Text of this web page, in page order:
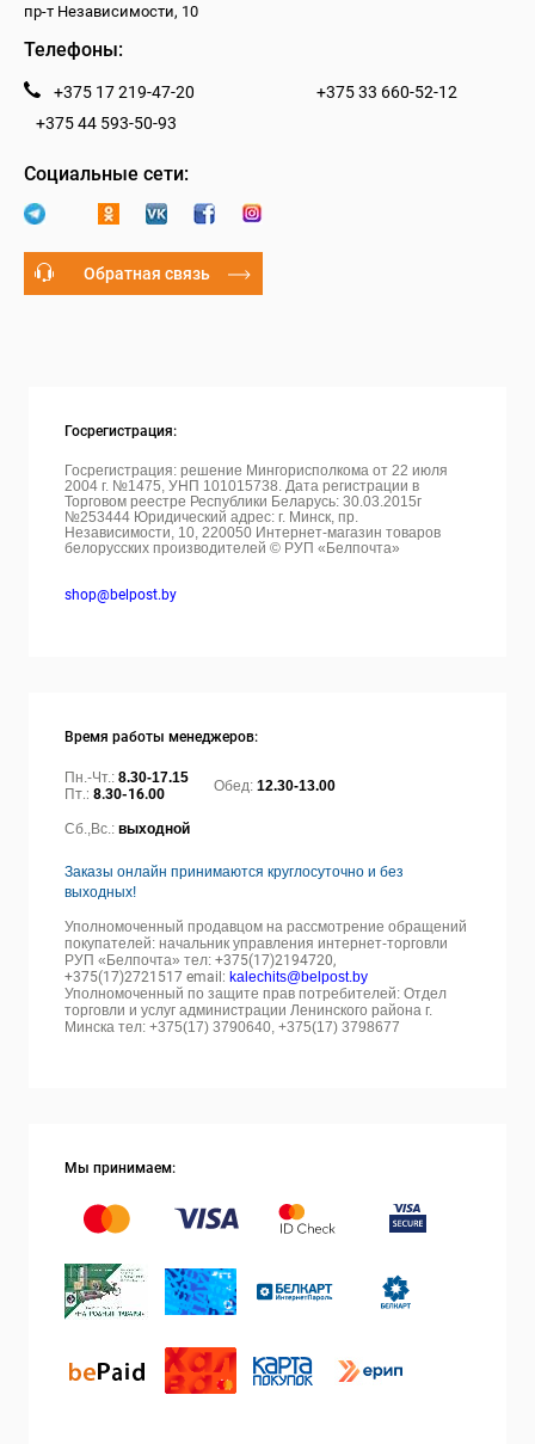
пр-т Независимости, 10
Телефоны:
+375 17 219-47-20
+375 33 660-52-12
+375 44 593-50-93
Социальные сети:
Обратная связь
Госрегистрация:
Госрегистрация: решение Мингорисполкома от 22 июля
2004 г. №1475, УНП 101015738. Дата регистрации в
Торговом реестре Республики Беларусь: 30.03.2015г
№253444 Юридический адрес: г. Минск, пр.
Независимости, 10, 220050 Интернет-магазин товаров
белорусских производителей © РУП «Белпочта»
shop@belpost.by
Время работы менеджеров:
Пн.-Чт.: 8.30-17.15
Пт.: 8.30-16.00 Обед: 12.30-13.00
Сб.,Вс.: выходной
Заказы онлайн принимаются круглосуточно и без
выходных!
Уполномоченный продавцом на рассмотрение обращений
покупателей: начальник управления интернет-торговли
РУП «Белпочта» тел: +375(17)2194720,
+375(17)2721517 email: kalechits@belpost.by
Уполномоченный по защите прав потребителей: Отдел
торговли и услуг администрации Ленинского района г.
Минска тел: +375(17) 3790640, +375(17) 3798677
Мы принимаем: